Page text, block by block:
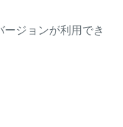
ージョンが利用でき